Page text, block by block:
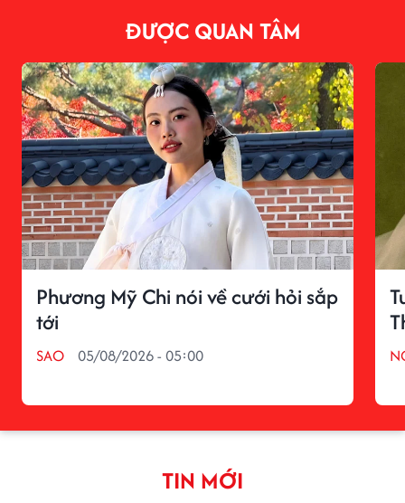
ĐƯỢC QUAN TÂM
Phương Mỹ Chi nói về cưới hỏi sắp
tới
SAO 05/08/2026 - 05:00
TIN MỚI